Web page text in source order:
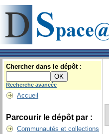
Chercher dans le dépôt :
Recherche avancée
Accueil
Parcourir le dépôt par :
Communautés et collections